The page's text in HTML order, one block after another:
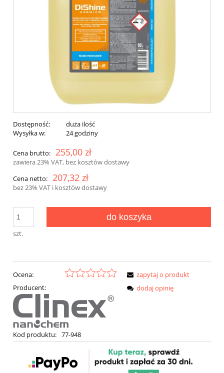
Dostępność:
duża ilość
Wysyłka w:
24 godziny
Cena brutto: 255,00 zł
zawiera 23% VAT, bez kosztów dostawy
Cena netto: 207,32 zł
bez 23% VAT i kosztów dostawy
szt.
do koszyka
Ocena:
Producent:
Kod produktu: 77-948
zapytaj o produkt
dodaj opinię